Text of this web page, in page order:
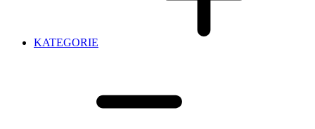
KATEGORIE